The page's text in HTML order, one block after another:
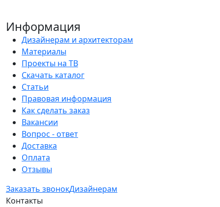
Информация
Дизайнерам и архитекторам
Материалы
Проекты на ТВ
Скачать каталог
Статьи
Правовая информация
Как сделать заказ
Вакансии
Вопрос - ответ
Доставка
Оплата
Отзывы
Заказать звонокДизайнерам
Контакты